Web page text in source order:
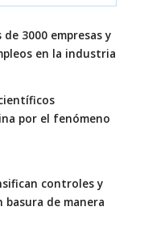
3000 empresas y
en la industria
por el fenómeno
controles y
de manera